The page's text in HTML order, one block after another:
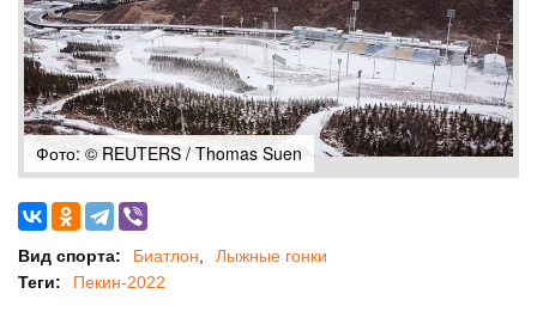
Фото: © REUTERS / Thomas Suen
Вид спорта: Биатлон
Лыжные гонки
Теги:
Пекин-2022